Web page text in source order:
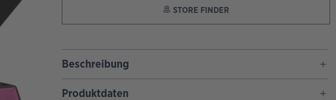
STORE FINDER
Beschreibung
Produktdaten